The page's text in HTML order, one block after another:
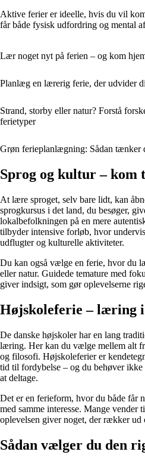
Aktive ferier er ideelle, hvis du vil
får både fysisk udfordring og mental
Lær noget nyt på ferien – og kom
Planlæg en lærerig ferie, der udvider
Strand, storby eller natur? Forstå
ferietyper
Grøn ferieplanlægning: Sådan tænker
Sprog og kultur – kom
At lære sproget, selv bare lidt, kan
sprogkursus i det land, du besøger,
lokalbefolkningen på en mere
tilbyder intensive forløb, hvor
udflugter og kulturelle aktiviteter.
Du kan også vælge en ferie, hvor du
eller natur. Guidede temature med
giver indsigt, som gør oplevelserne
Højskoleferie – læring
De danske højskoler har en lang
læring. Her kan du vælge mellem alt
og filosofi. Højskoleferier er
tid til fordybelse – og du behøver
at deltage.
Det er en ferieform, hvor du både får
med samme interesse. Mange vender
oplevelsen giver noget, der rækker ud
Sådan vælger du den